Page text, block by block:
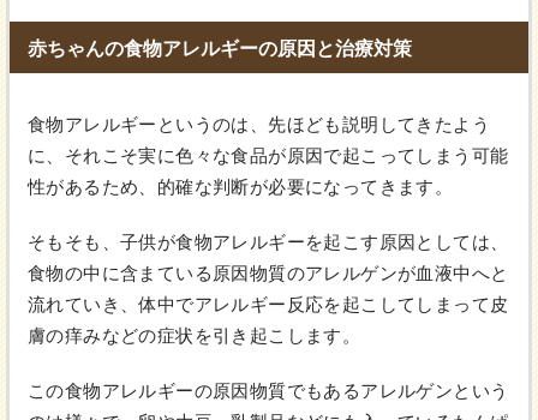
赤ちゃんの食物アレルギーの原因と治療対策
食物アレルギーというのは、先ほども説明してきたよう
に、それこそ実に色々な食品が原因で起こってしまう可能
性があるため、的確な判断が必要になってきます。
そもそも、子供が食物アレルギーを起こす原因としては、
食物の中に含まている原因物質のアレルゲンが血液中へと
流れていき、体中でアレルギー反応を起こしてしまって皮
膚の痒みなどの症状を引き起こします。
この食物アレルギーの原因物質でもあるアレルゲンという